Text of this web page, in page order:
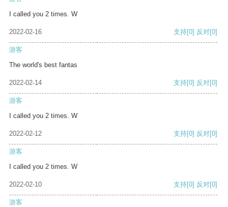
I called you 2 times. W
2022-02-16 支持[0] 反对[0]
游客
The world's best fantas
2022-02-14 支持[0] 反对[0]
游客
I called you 2 times. W
2022-02-12 支持[0] 反对[0]
游客
I called you 2 times. W
2022-02-10 支持[0] 反对[0]
游客